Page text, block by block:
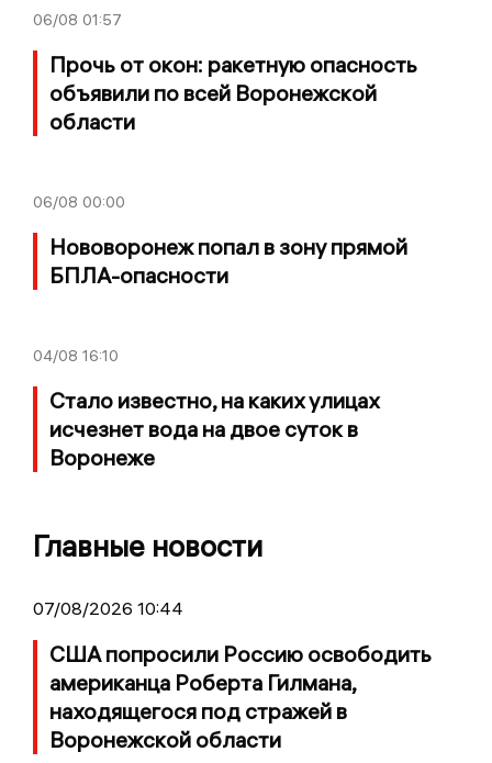
06/08 01:57
Прочь от окон: ракетную опасность
объявили по всей Воронежской
области
06/08 00:00
Нововоронеж попал в зону прямой
БПЛА-опасности
04/08 16:10
Стало известно, на каких улицах
исчезнет вода на двое суток в
Воронеже
Главные новости
07/08/2026 10:44
США попросили Россию освободить
американца Роберта Гилмана,
находящегося под стражей в
Воронежской области